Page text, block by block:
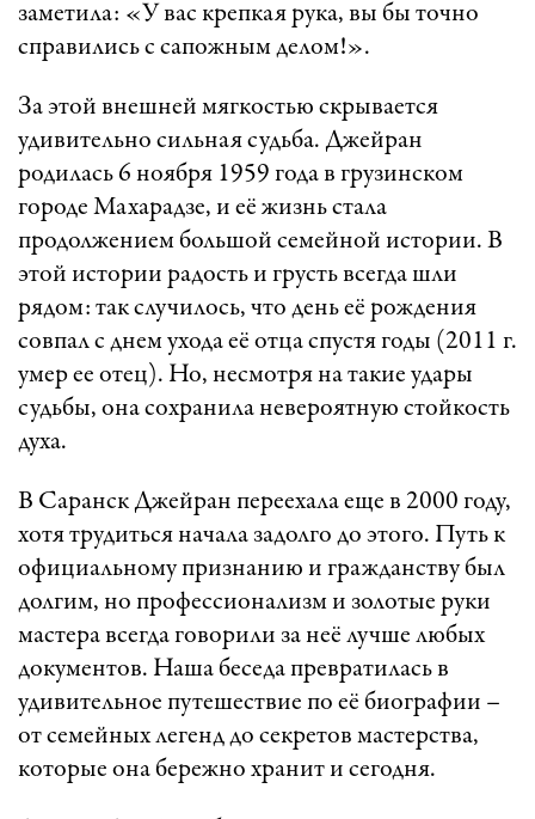
заметила: «У вас крепкая рука, вы бы точно
справились с сапожным делом!».
За этой внешней мягкостью скрывается
удивительно сильная судьба. Джейран
родилась 6 ноября 1959 года в грузинском
городе Махарадзе, и её жизнь стала
продолжением большой семейной истории. В
этой истории радость и грусть всегда шли
рядом: так случилось, что день её рождения
совпал с днем ухода её отца спустя годы (2011 г.
умер ее отец). Но, несмотря на такие удары
судьбы, она сохранила невероятную стойкость
духа.
В Саранск Джейран переехала еще в 2000 году,
хотя трудиться начала задолго до этого. Путь к
официальному признанию и гражданству был
долгим, но профессионализм и золотые руки
мастера всегда говорили за неё лучше любых
документов. Наша беседа превратилась в
удивительное путешествие по её биографии –
от семейных легенд до секретов мастерства,
которые она бережно хранит и сегодня.